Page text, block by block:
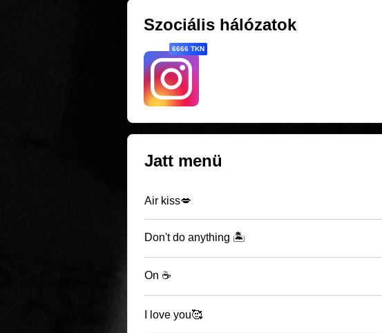
Szociális hálózatok
6666 TKN
Jatt menü
Air kiss💋
Don't do anything 🏝️
On ☕️
I love you🥰